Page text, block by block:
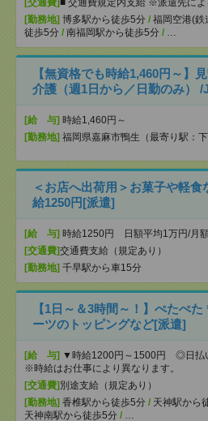
[交通費]■ 交通費規定内支給 ※派遣先によ
[勤務地] 博多駅から徒歩5分 / 福岡空港(鉄
徒歩5分 / 南福岡駅から徒歩5分 / …
【無資格でも時給1,460円～】
介護（週1日から／日勤のみ） /
[給 与] 時給1,460円～
[勤務地] 福岡県嘉麻市鴨生（最寄り駅：下
＜お店へ出荷用＞お菓子や軽
給1250円[派遣]
[給 与] 時給1250円 日額平均1万円/月
[交通費]交通費支給（規定あり）
[勤務地] 千早駅から車15分
【1日～＆3時間～！】ぺたぺ
ーツのトッピングなど[派遣]
[給 与] ▼時給1200円～1500円 ◎日払
※時給はお仕事により異なります。
[交通費] 別途支給（規定あり）
[勤務地] 香椎駅から徒歩5分 / 天神駅から
天神南駅から徒歩5分 / …